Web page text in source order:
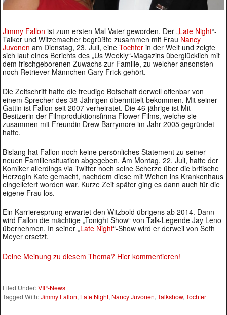
Jimmy Fallon ist zum ersten Mal Vater geworden. Der „Late Night“-
Talker und Witzemacher begrüßte zusammen mit Frau Nancy
Juvonen am Dienstag, 23. Juli, eineTochter in der Welt und zeigte
sich laut eines Berichts des „Us Weekly“-Magazins überglücklich mit
dem frischgeborenen Zuwachs zur Familie, zu welcher ansonsten
noch Retriever-Männchen Gary Frick gehört.
Die Zeitschrift hatte die freudige Botschaft derweil offenbar von
einem Sprecher des 38-Jährigen übermittelt bekommen. Mit seiner
Gattin ist Fallon seit 2007 verheiratet. Die 46-jährige ist Mit-
Besitzerin der Filmproduktionsfirma Flower Films, welche sie
zusammen mit Freundin Drew Barrymore im Jahr 2005 gegründet
hatte.
Bislang hat Fallon noch keine persönliches Statement zu seiner
neuen Familiensituation abgegeben. Am Montag, 22. Juli, hatte der
Komiker allerdings via Twitter noch seine Scherze über die britische
Herzogin Kate gemacht, nachdem diese mit Wehen ins Krankenhaus
eingeliefert worden war. Kurze Zeit später ging es dann auch für die
eigene Frau los.
Ein Karrieresprung erwartet den Witzbold übrigens ab 2014. Dann
wird Fallon die mächtige „Tonight Show“ von Talk-Legende Jay Leno
übernehmen. In seiner „Late Night“-Show wird er derweil von Seth
Meyer ersetzt.
Deine Meinung zu diesem Thema? Hier kommentieren!
Filed Under:VIP-News
Tagged With:Jimmy Fallon, Late Night, Nancy Juvonen,Talkshow,Tochter